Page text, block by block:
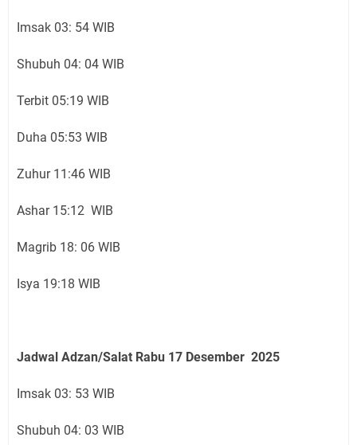
Imsak 03: 54 WIB
Shubuh 04: 04 WIB
Terbit 05:19 WIB
Duha 05:53 WIB
Zuhur 11:46 WIB
Ashar 15:12 WIB
Magrib 18: 06 WIB
Isya 19:18 WIB
Jadwal Adzan/Salat Rabu 17 Desember 2025
Imsak 03: 53 WIB
Shubuh 04: 03 WIB